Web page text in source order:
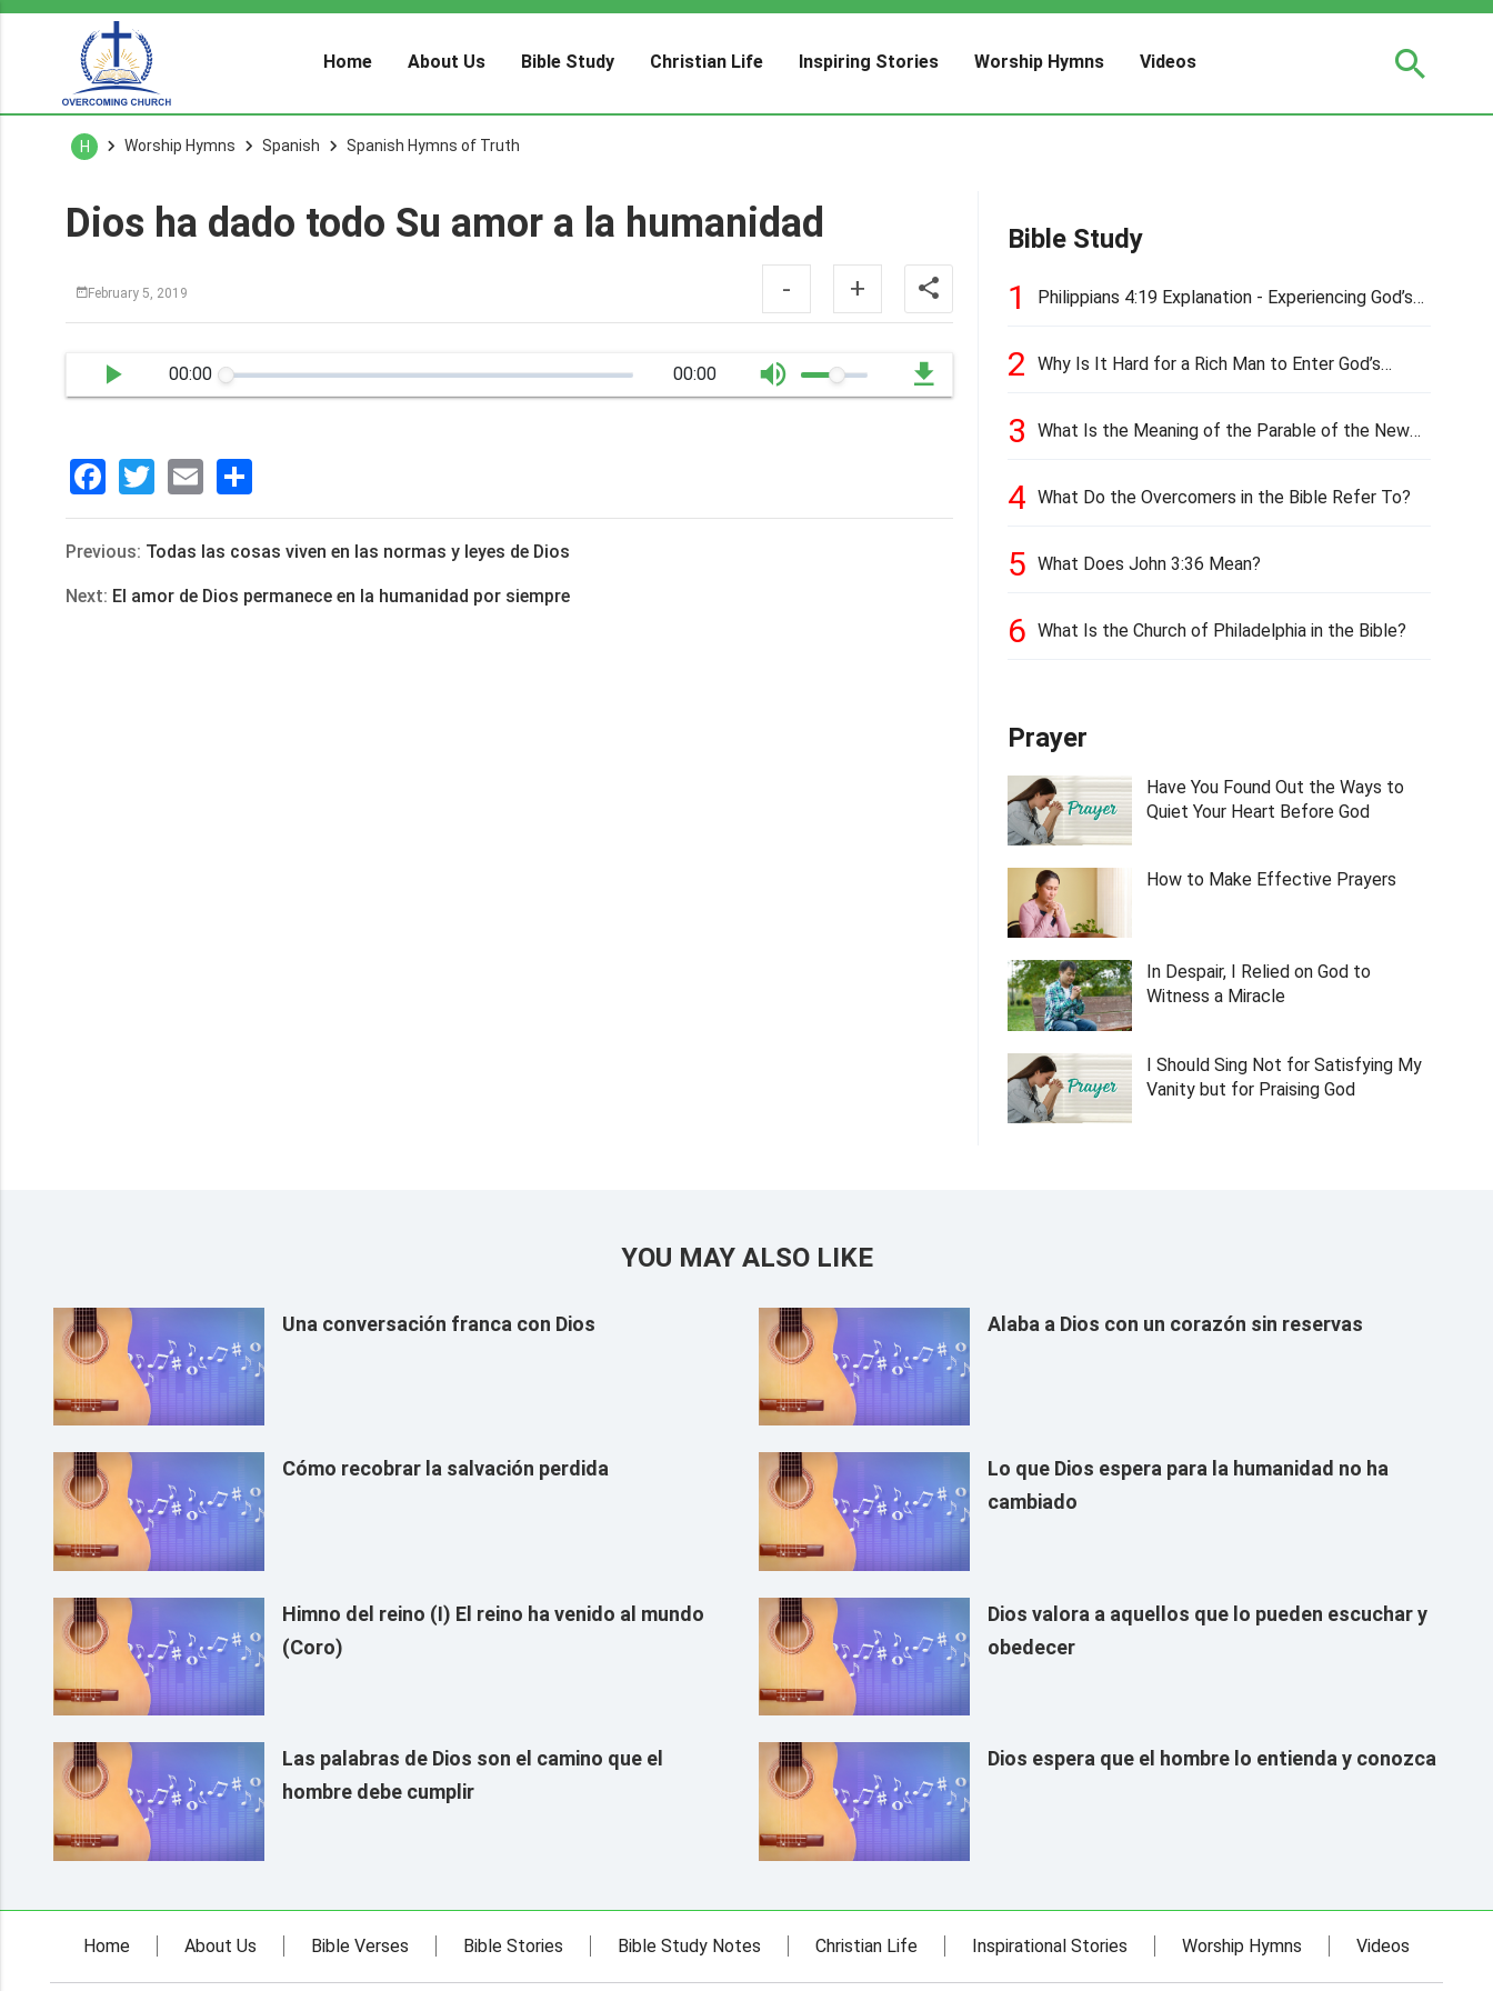
Home About Us Bible Study Christian Life Inspiring Stories Worship Hymns Videos
H Worship Hymns Spanish Spanish Hymns of Truth
Dios ha dado todo Su amor a la humanidad
February 5, 2019 - +
00:00 00:00
Facebook
Twitter
Email
享
Previous: Todas las cosas viven en las normas y leyes de Dios
Next: El amor de Dios permanece en la humanidad por siempre
Bible Study
1
Philippians 4:19 Explanation - Experiencing God’s
2
Why Is It Hard for a Rich Man to Enter God’s
3
What Is the Meaning of the Parable of the New
4 What Do the Overcomers in the Bible Refer To?
5 What Does John 3:36 Mean?
6 What Is the Church of Philadelphia in the Bible?
Prayer
Have You Found Out the Ways to
Quiet Your Heart Before God
How to Make Effective Prayers
In Despair, I Relied on God to
Witness a Miracle
I Should Sing Not for Satisfying My
Vanity but for Praising God
YOU MAY ALSO LIKE
Una conversación franca con Dios Alaba a Dios con un corazón sin reservas
Cómo recobrar la salvación perdida
Lo que Dios espera para la humanidad no ha
cambiado
Himno del reino (I) El reino ha venido al mundo
(Coro)
Dios valora a aquellos que lo pueden escuchar y
obedecer
Las palabras de Dios son el camino que el
hombre debe cumplir
Dios espera que el hombre lo entienda y conozca
Home About Us Bible Verses Bible Stories Bible Study Notes Christian Life Inspirational Stories Worship Hymns Videos